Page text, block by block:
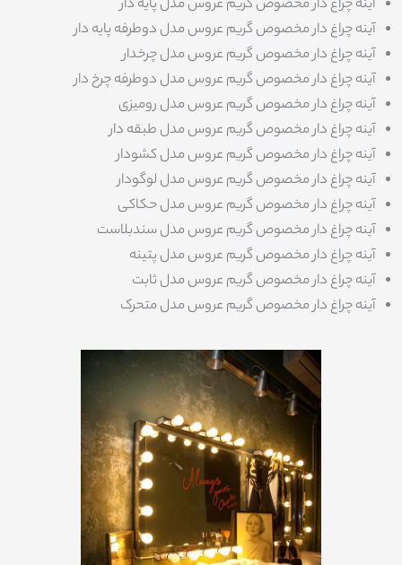
آینه چراغ‌‌ دار مخصوص گریم عروس مدل پایه دار
آینه چراغ‌‌ دار مخصوص گریم عروس مدل دوطرفه پایه دار
آینه چراغ‌‌ دار مخصوص گریم عروس مدل چرخدار
آینه چراغ‌‌ دار مخصوص گریم عروس مدل دوطرفه چرخ دار
آینه چراغ‌‌ دار مخصوص گریم عروس مدل رومیزی
آینه چراغ‌‌ دار مخصوص گریم عروس مدل طبقه دار
آینه چراغ‌‌ دار مخصوص گریم عروس مدل کشودار
آینه چراغ‌‌ دار مخصوص گریم عروس مدل لوگودار
آینه چراغ‌‌ دار مخصوص گریم عروس مدل حکاکی
آینه چراغ‌‌ دار مخصوص گریم عروس مدل سندبلاست
آینه چراغ دار مخصوص گریم عروس مدل پتینه
آینه چراغ دار مخصوص گریم عروس مدل ثابت
آینه چراغ دار مخصوص گریم عروس مدل متحرک